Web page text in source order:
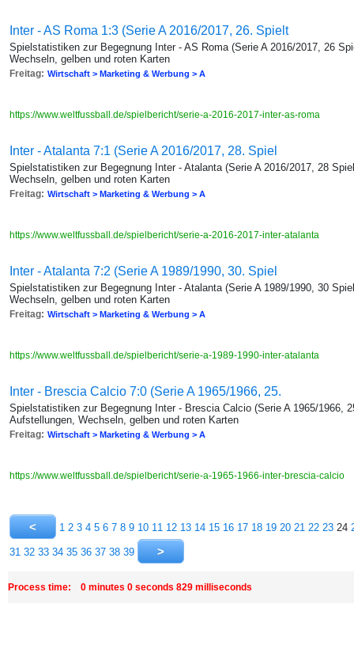
Inter - AS Roma 1:3 (Serie A 2016/2017, 26. Spielt
Spielstatistiken zur Begegnung Inter - AS Roma (Serie A 2016/2017, 26
Wechseln, gelben und roten Karten
Freitag: Wirtschaft > Marketing & Werbung > A
https://www.weltfussball.de/spielbericht/serie-a-2016-2017-inter-as-roma
Inter - Atalanta 7:1 (Serie A 2016/2017, 28. Spiel
Spielstatistiken zur Begegnung Inter - Atalanta (Serie A 2016/2017, 28
Wechseln, gelben und roten Karten
Freitag: Wirtschaft > Marketing & Werbung > A
https://www.weltfussball.de/spielbericht/serie-a-2016-2017-inter-atalanta
Inter - Atalanta 7:2 (Serie A 1989/1990, 30. Spiel
Spielstatistiken zur Begegnung Inter - Atalanta (Serie A 1989/1990, 30
Wechseln, gelben und roten Karten
Freitag: Wirtschaft > Marketing & Werbung > A
https://www.weltfussball.de/spielbericht/serie-a-1989-1990-inter-atalanta
Inter - Brescia Calcio 7:0 (Serie A 1965/1966, 25.
Spielstatistiken zur Begegnung Inter - Brescia Calcio (Serie A 1965/1966,
Aufstellungen, Wechseln, gelben und roten Karten
Freitag: Wirtschaft > Marketing & Werbung > A
https://www.weltfussball.de/spielbericht/serie-a-1965-1966-inter-brescia-calcio
1 2 3 4 5 6 7 8 9 10 11 12 13 14 15 16 17 18 19 20 21 22 23 24
31 32 33 34 35 36 37 38 39
Process time: 0 minutes 0 seconds 829 milliseconds